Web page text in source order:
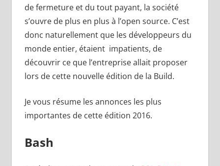
de fermeture et du tout payant, la société
s’ouvre de plus en plus à l’open source. C’est
donc naturellement que les développeurs du
monde entier, étaient impatients, de
découvrir ce que l’entreprise allait proposer
lors de cette nouvelle édition de la Build.
Je vous résume les annonces les plus
importantes de cette édition 2016.
Bash